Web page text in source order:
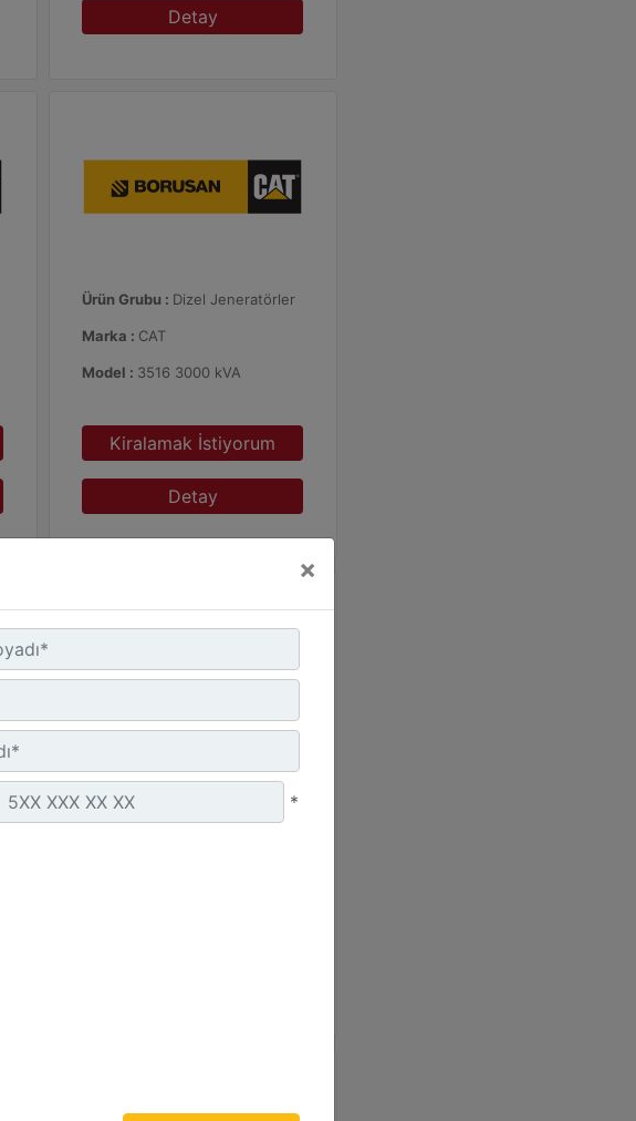
Detay
Ürün Grubu : Dizel Jeneratörler
Marka : CAT
Model : 3516 3000 kVA
Kiralamak İstiyorum
Detay
Ürün Grubu :Dizel Jeneratörler
×
*